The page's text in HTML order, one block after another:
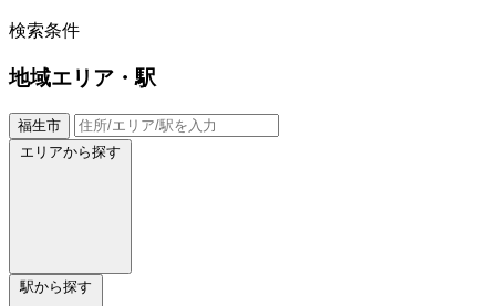
検索条件
地域エリア・駅
福生市
エリアから探す
駅から探す